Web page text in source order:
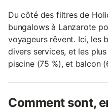
Du côté des filtres de
bungalows à Lanzarote
voyageurs rêvent. Ici, les
divers services, et les
piscine (75 %), et balcon
Comment sont,